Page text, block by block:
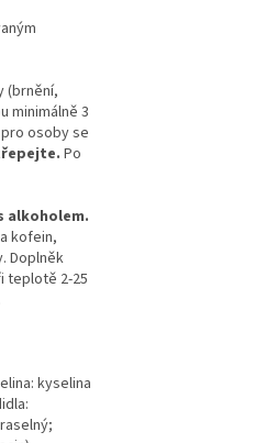
(brnění,
minimálně 3
osoby se
Po
alkoholem.
kofein,
Doplněk
teplotě 2-25
kyselina